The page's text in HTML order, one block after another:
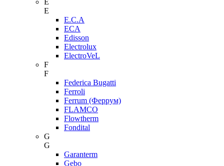
E
E
E.C.A
ECA
Edisson
Electrolux
ElectroVeL
F
F
Federica Bugatti
Ferroli
Ferrum (Феррум)
FLAMCO
Flowtherm
Fondital
G
G
Garanterm
Gebo